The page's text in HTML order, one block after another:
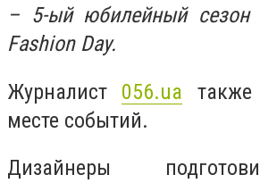
– 5-ый юбилейный сезон
Fashion Day.
Журналист 056.ua
месте событий.
Дизайнеры